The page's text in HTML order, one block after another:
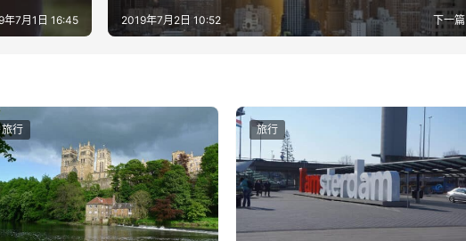
年7月1日 16:45 下一篇
2019年7月2日 10:52
旅行 旅行